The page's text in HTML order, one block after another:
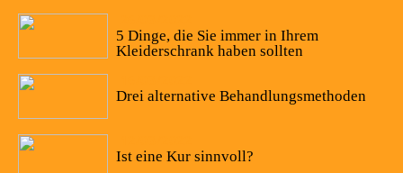
5 Dinge, die Sie immer in Ihrem
Kleiderschrank haben sollten
Drei alternative Behandlungsmethoden
Ist eine Kur sinnvoll?